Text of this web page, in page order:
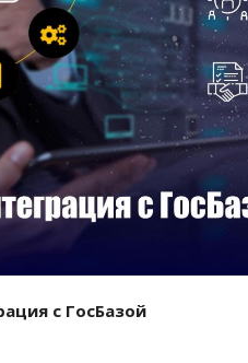
Смотреть проект
с ГосБазой